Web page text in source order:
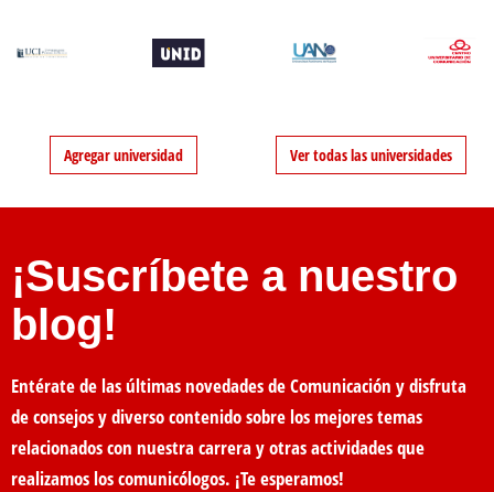
Agregar universidad Ver todas las universidades
¡Suscríbete a nuestro
blog!
Entérate de las últimas novedades de Comunicación y disfruta
de consejos y diverso contenido sobre los mejores temas
relacionados con nuestra carrera y otras actividades que
realizamos los comunicólogos. ¡Te esperamos!